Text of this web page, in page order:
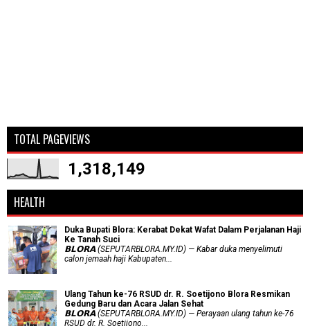
TOTAL PAGEVIEWS
1,318,149
HEALTH
Duka Bupati Blora: Kerabat Dekat Wafat Dalam Perjalanan Haji
Ke Tanah Suci
𝗕𝗟𝗢𝗥𝗔 (SEPUTARBLORA.MY.ID) — Kabar duka menyelimuti
calon jemaah haji Kabupaten...
Ulang Tahun ke-76 RSUD dr. R. Soetijono Blora Resmikan
Gedung Baru dan Acara Jalan Sehat
𝗕𝗟𝗢𝗥𝗔 (SEPUTARBLORA.MY.ID) — Perayaan ulang tahun ke-76
RSUD dr. R. Soetijono...